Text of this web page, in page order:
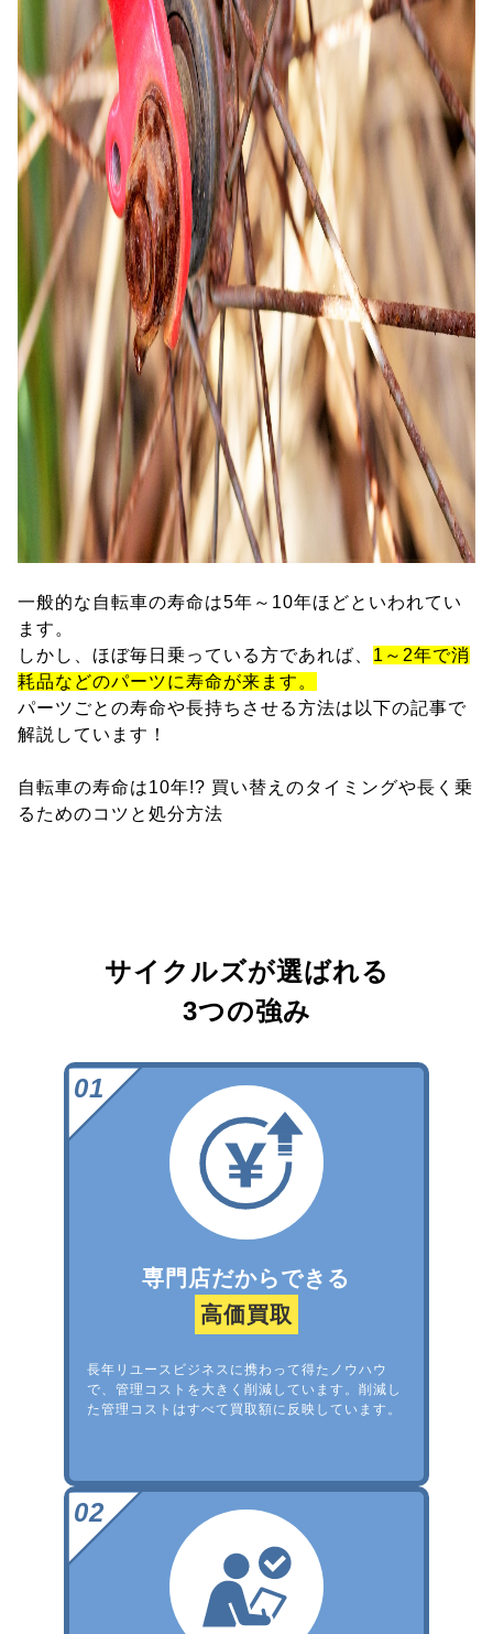
一般的な自転車の寿命は5年～10年ほどといわれてい
ます。
しかし、ほぼ毎日乗っている方であれば、 1～2年で消
耗品などのパーツに寿命が来ます。
パーツごとの寿命や長持ちさせる方法は以下の記事で
解説しています！
自転車の寿命は10年!? 買い替えのタイミングや長く乗
るためのコツと処分方法
サイクルズが選ばれる
3つの強み
専門店だからできる
高価買取
長年リユースビジネスに携わって得たノウハウ
で、管理コストを大きく削減しています。削減し
た管理コストはすべて買取額に反映しています。